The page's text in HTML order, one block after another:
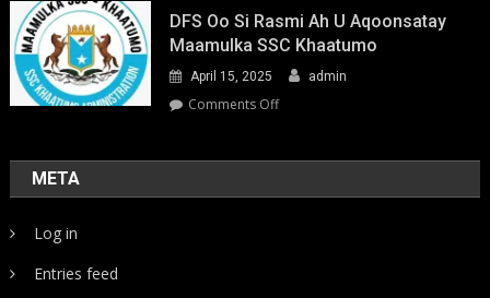
Led
Pathways
to
Climate
Resilience:
in
DFS Oo Si Rasmi Ah U Aqoonsatay
Maamulka SSC Khaatumo
April 15, 2025 admin
Comments Offon
rasmi
META
Log in
Entries feed